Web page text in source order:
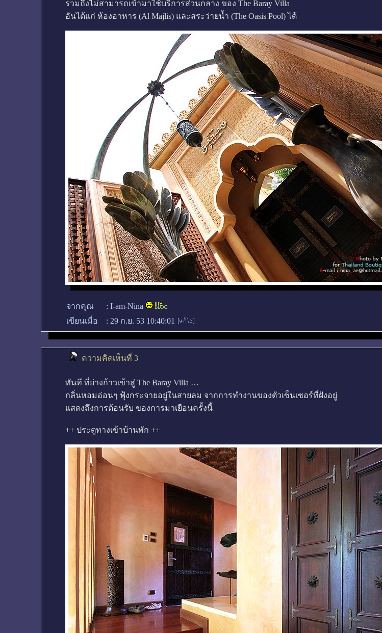
รวมถึงไม่สามารถเข้ามาใช้บริการส่วนกลาง ของ The Baray Villa
อันได้แก่ ห้องอาหาร (Al Majlis) และสระว่ายน้ำ (The Oasis Pool) ได้
จากคุณ : I-am-Nina
เขียนเมื่อ
: 29 ก.ย. 53 10:40:01
ความคิดเห็นที่ 3
ทันที ที่ย่างก้าวเข้าสู่ The Baray Villa …
กลิ่นหอมอ่อนๆ ฟุ้งกระจายอยู่ในสายลม จากการทำงานของตัวเซ็นเซอร์ที่ฝังอยู่
แสดงถึงการต้อนรับ ของการมาเยือนครั้งนี้
++ ประตูทางเข้าบ้านพัก ++